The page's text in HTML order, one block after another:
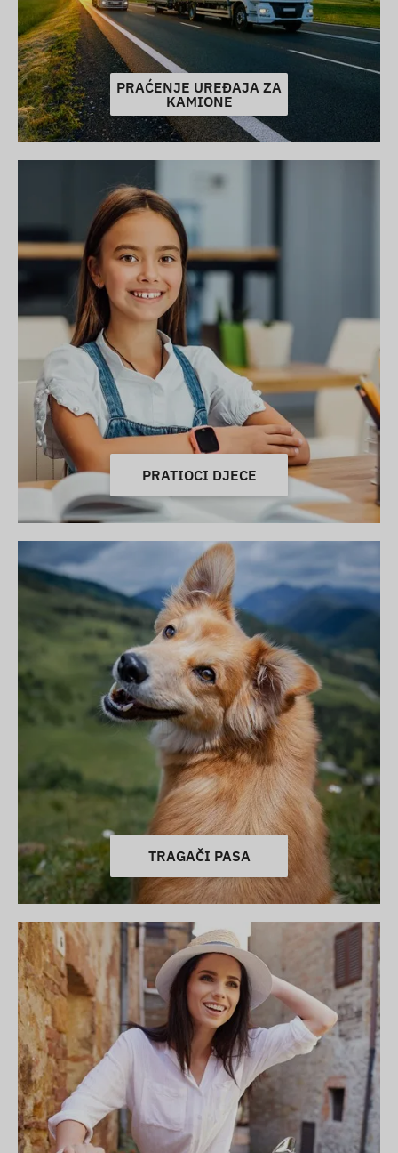
PRAĆENJE UREĐAJA ZA
KAMIONE
PRATIOCI DJECE
TRAGAČI PASA